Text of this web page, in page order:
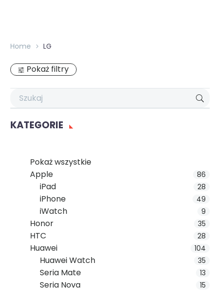
Home LG
Pokaż filtry
KATEGORIE
Pokaż wszystkie
Apple
86
iPad 28
iPhone 49
iWatch 9
Honor 35
HTC 28
Huawei 104
Huawei Watch 35
Seria Mate 13
Seria Nova 15